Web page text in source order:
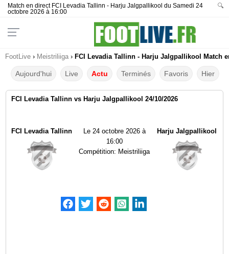
Match en direct FCI Levadia Tallinn - Harju Jalgpallikool du Samedi 24
octobre 2026 à 16:00
🔍
FootLive › Meistriliiga › FCI Levadia Tallinn - Harju Jalgpallikool Match
Aujourd'hui Live Actu Terminés Favoris Hier
FCI Levadia Tallinn vs Harju Jalgpallikool 24/10/2026
FCI Levadia Tallinn Le 24 octobre 2026 à
16:00
Compétition: Meistriliiga
Harju Jalgpallikool